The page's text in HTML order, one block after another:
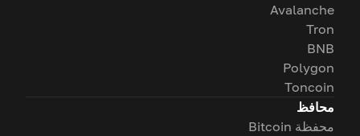
Avalanche
Tron
BNB
Polygon
Toncoin
محافظ
محفظة Bitcoin